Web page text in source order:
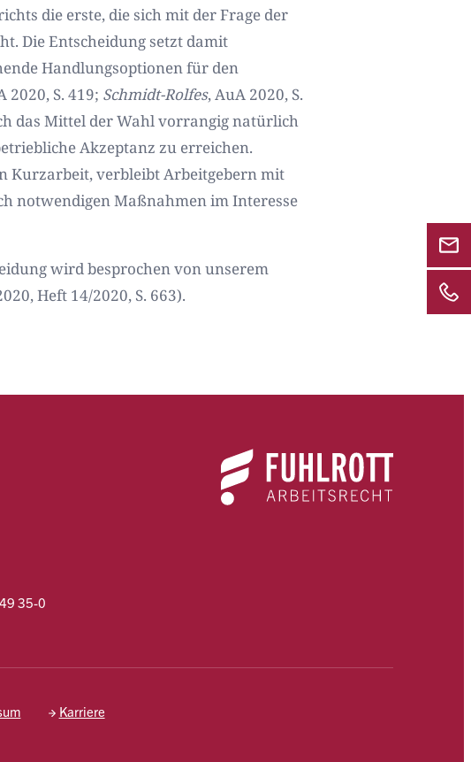
die erste, die sich mit der Frage der
Die Entscheidung setzt damit
Handlungsoptionen für den
2020, S. 419; Schmidt-Rolfes,AuA 2020, S.
das Mittel der Wahl vorrangig natürlich
Akzeptanz zu erreichen.
Kurzarbeit, verbleibt Arbeitgebern mit
notwendigen Maßnahmen im Interesse
wird besprochen von unserem
Heft 14/2020, S. 663).
35-0
Karriere